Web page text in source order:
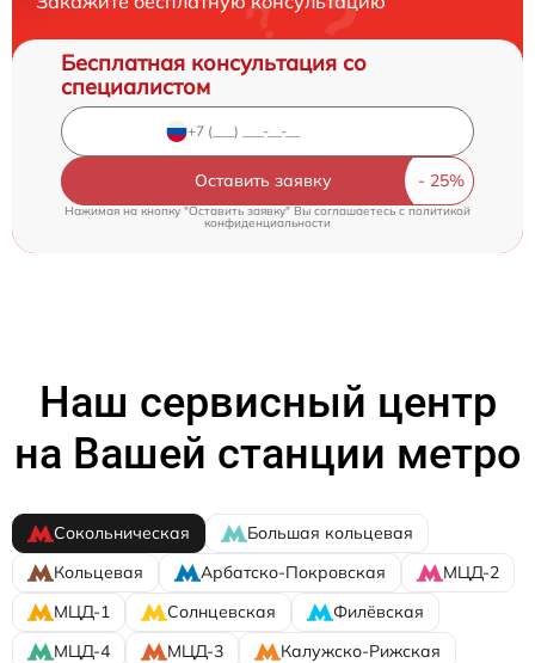
Бесплатная консультация со
специалистом
Оставить заявку
Нажимая на кнопку "Оставить заявку" Вы соглашаетесь cполитикой
конфиденциальности
Наш сервисный центр
на Вашей станции метро
Сокольническая
Большая кольцевая
Кольцевая
Арбатско-Покровская
МЦД-2
МЦД-1
Солнцевская
Филёвская
МЦД-4
МЦД-3
Калужско-Рижская